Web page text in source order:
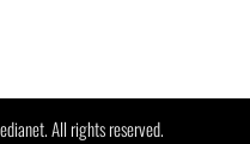
All rights reserved.